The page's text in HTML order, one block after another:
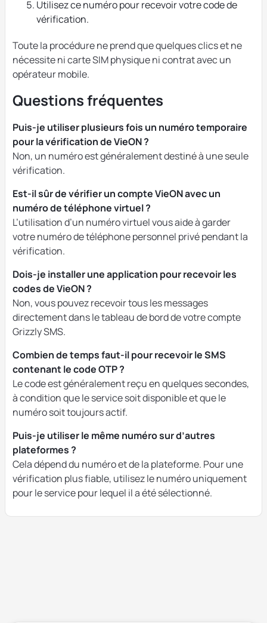
Utilisez ce numéro pour recevoir votre code de
vérification.
Toute la procédure ne prend que quelques clics et ne
nécessite ni carte SIM physique ni contrat avec un
opérateur mobile.
Questions fréquentes
Puis-je utiliser plusieurs fois un numéro temporaire
pour la vérification de VieON ?
Non, un numéro est généralement destiné à une seule
vérification.
Est-il sûr de vérifier un compte VieON avec un
numéro de téléphone virtuel ?
L’utilisation d’un numéro virtuel vous aide à garder
votre numéro de téléphone personnel privé pendant la
vérification.
Dois-je installer une application pour recevoir les
codes de VieON ?
Non, vous pouvez recevoir tous les messages
directement dans le tableau de bord de votre compte
Grizzly SMS.
Combien de temps faut-il pour recevoir le SMS
contenant le code OTP ?
Le code est généralement reçu en quelques secondes,
à condition que le service soit disponible et que le
numéro soit toujours actif.
Puis-je utiliser le même numéro sur d’autres
plateformes ?
Cela dépend du numéro et de la plateforme. Pour une
vérification plus fiable, utilisez le numéro uniquement
pour le service pour lequel il a été sélectionné.